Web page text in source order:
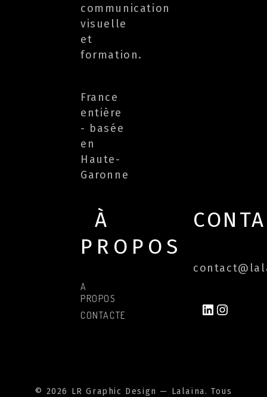
communication
visuelle
et
formation.
France
entière
- basée
en
Haute-
Garonne
À
PROPOS
A
PROPOS
CONTACTER
LINKEDIN
© 2026 LR Graphic Design — Lalaïna. Tous